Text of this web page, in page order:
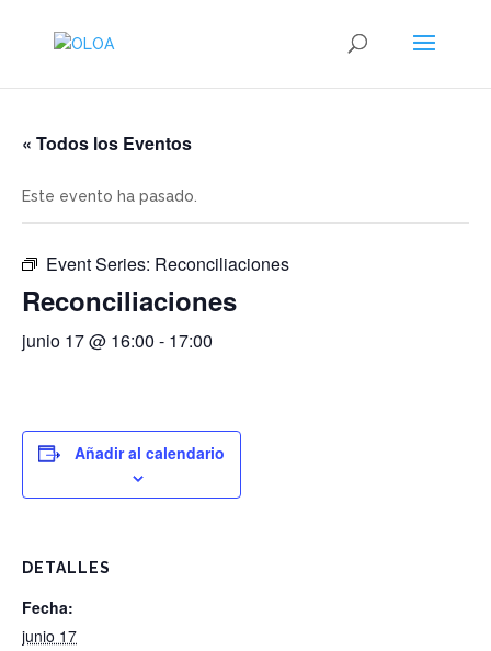
« Todos los Eventos
Este evento ha pasado.
Event Series: Reconciliaciones
Reconciliaciones
junio 17 @ 16:00 - 17:00
Añadir al calendario
DETALLES
Fecha:
junio 17